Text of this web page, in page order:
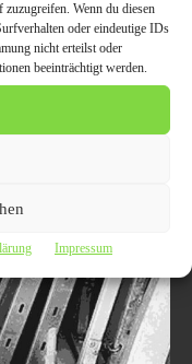
Wenn du diesen
oder eindeutige IDs
nicht erteilst oder
beeinträchtigt werden.
Impressum
und
Ihre Experten für
–
In einer Stadt,...